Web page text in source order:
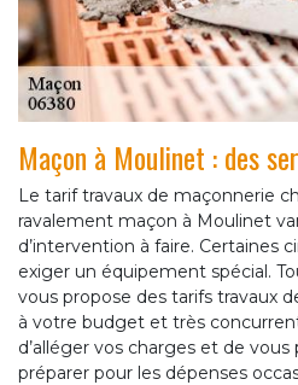
Maçon à Moulinet : des
Le tarif travaux de maçonnerie
ravalement maçon à Moulinet
d’intervention à faire. Certaines
exiger un équipement spécial.
vous propose des tarifs travaux
à votre budget et très
d’alléger vos charges et de
préparer pour les dépenses